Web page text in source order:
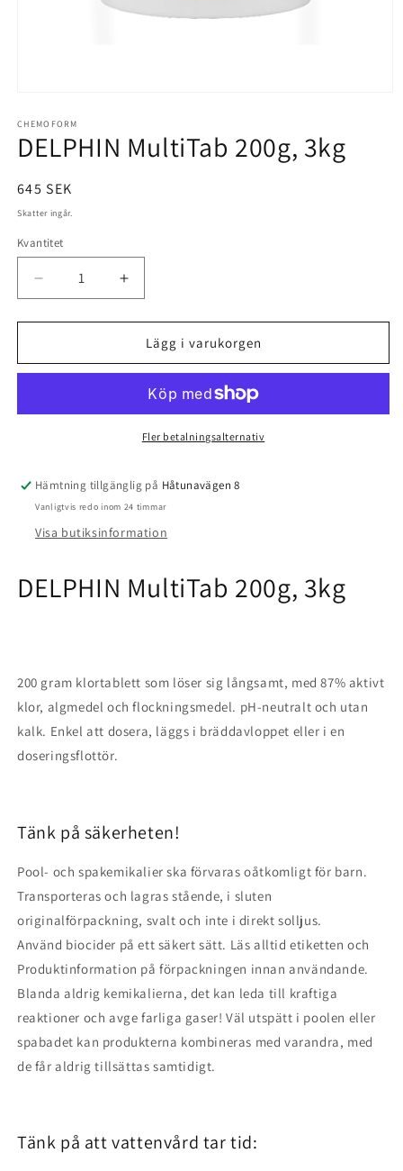
1
i
modalfönster
CHEMOFORM
DELPHIN MultiTab 200g, 3kg
Ordinarie
pris
645 SEK
Skatter ingår.
Kvantitet
Minska
kvantitet
för
MultiTab
Öka
kvantitet
för
DELPHIN
MultiTab
Lägg i varukorgen
Fler betalningsalternativ
Hämtning tillgänglig på Håtunavägen 8
Vanligtvis redo inom 24 timmar
Visa butiksinformation
DELPHIN MultiTab 200g, 3kg
200 gram klortablett som löser sig långsamt, med 87% aktivt
klor, algmedel och flockningsmedel. pH-neutralt och utan
kalk. Enkel att dosera, läggs i bräddavloppet eller i en
doseringsflottör.
Tänk på säkerheten!
Pool- och spakemikalier ska förvaras oåtkomligt för barn.
Transporteras och lagras stående, i sluten
originalförpackning, svalt och inte i direkt solljus.
Använd biocider på ett säkert sätt. Läs alltid etiketten och
Produktinformation på förpackningen innan användande.
Blanda aldrig kemikalierna, det kan leda till kraftiga
reaktioner och avge farliga gaser! Väl utspätt i poolen eller
spabadet kan produkterna kombineras med varandra, med
de får aldrig tillsättas samtidigt.
Tänk på att vattenvård tar tid: